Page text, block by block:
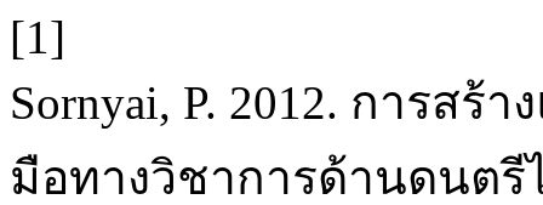
[1]
Sornyai, P. 2012. การส
มือทางวิชาการด้านดนต